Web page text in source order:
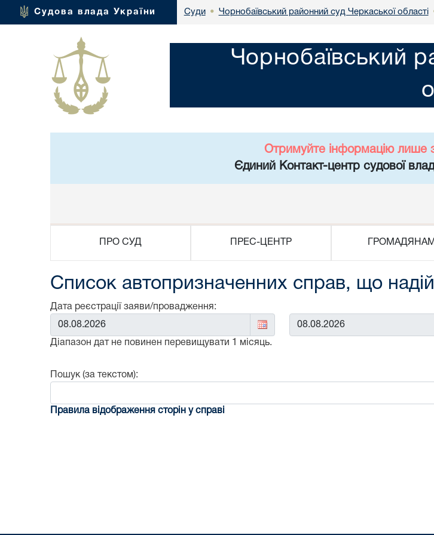
Судова влада України Суди • Чорнобаївський районний суд Черкаської області
Чорнобаївський
Отримуйте інформацію лише
Єдиний Контакт-центр судової
ПРО СУД ПРЕС-ЦЕНТР ГРОМАДЯНАМ
Список автопризначенних справ, що
Дата реєстрації заяви/провадження:
Від: До:
Діапазон дат не повинен перевищувати 1 місяць.
Пошук (за текстом):
Правила відображення сторін у справі